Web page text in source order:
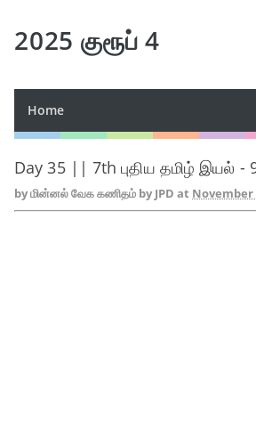
2025 குரூப் 4
Home
Day 35 || 7th புதிய தமிழ் இயல் -
byமின்னல் வேக கணிதம் by JPD at November